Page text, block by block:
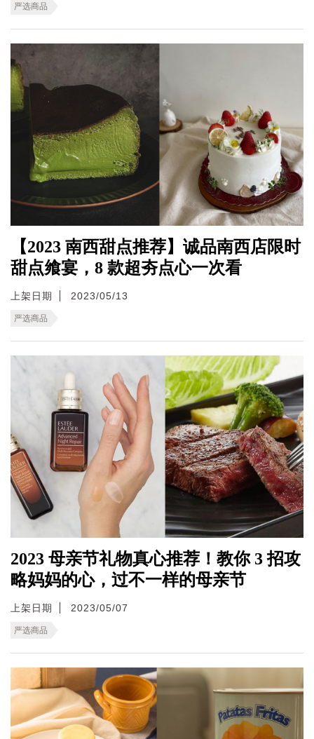
严选商品
【2023 南西甜点推荐】诚品南西店限时
甜点飨宴，8 款超夯点心一次看
上架日期 2023/05/13
严选商品
2023 母亲节礼物真心推荐！教你 3 招攻
略妈妈的心，过不一样的母亲节
上架日期 2023/05/07
严选商品